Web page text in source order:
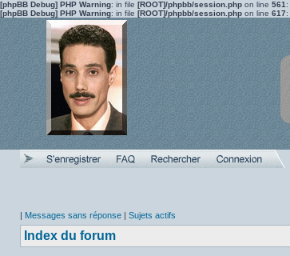
[phpBB Debug] PHP Warning: in file [ROOT]/phpbb/session.php on line 561 :
[phpBB Debug] PHP Warning: in file [ROOT]/phpbb/session.php on line 617:
| Messages sans réponse | Sujets actifs
Index du forum